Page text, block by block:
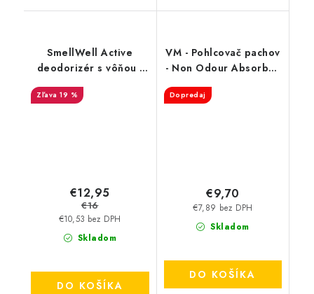
SmellWell Active
deodorizér s vôňou -
19 %
Skladom
€10,53 bez DPH
€12,95
€16
DO KOŠÍKA
VM - Pohlcovač pachov
- Non Odour Absorber
Dopredaj
Skladom
€7,89 bez DPH
€9,70
DO KOŠÍKA